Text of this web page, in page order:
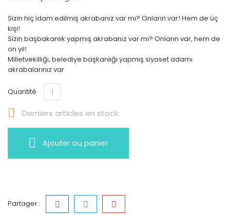
Sizin hiç idam edilmiş akrabanız var mı? Onların var! Hem de üç
kişi!
Sizin başbakanlık yapmış akrabanız var mı? Onların var, hem de
on yıl!
Milletvekilliği, belediye başkanlığı yapmış siyaset adamı
akrabalarınız var
Quantité
 Derniers articles en stock
Ajouter au panier
Partager :